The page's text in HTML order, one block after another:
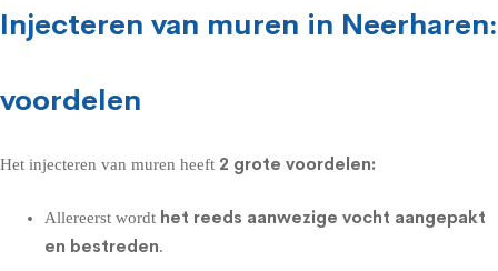
Injecteren van muren in Neerharen:
voordelen
Het injecteren van muren heeft 2 grote voordelen:
Allereerst wordt het reeds aanwezige vocht aangepakt
en bestreden.